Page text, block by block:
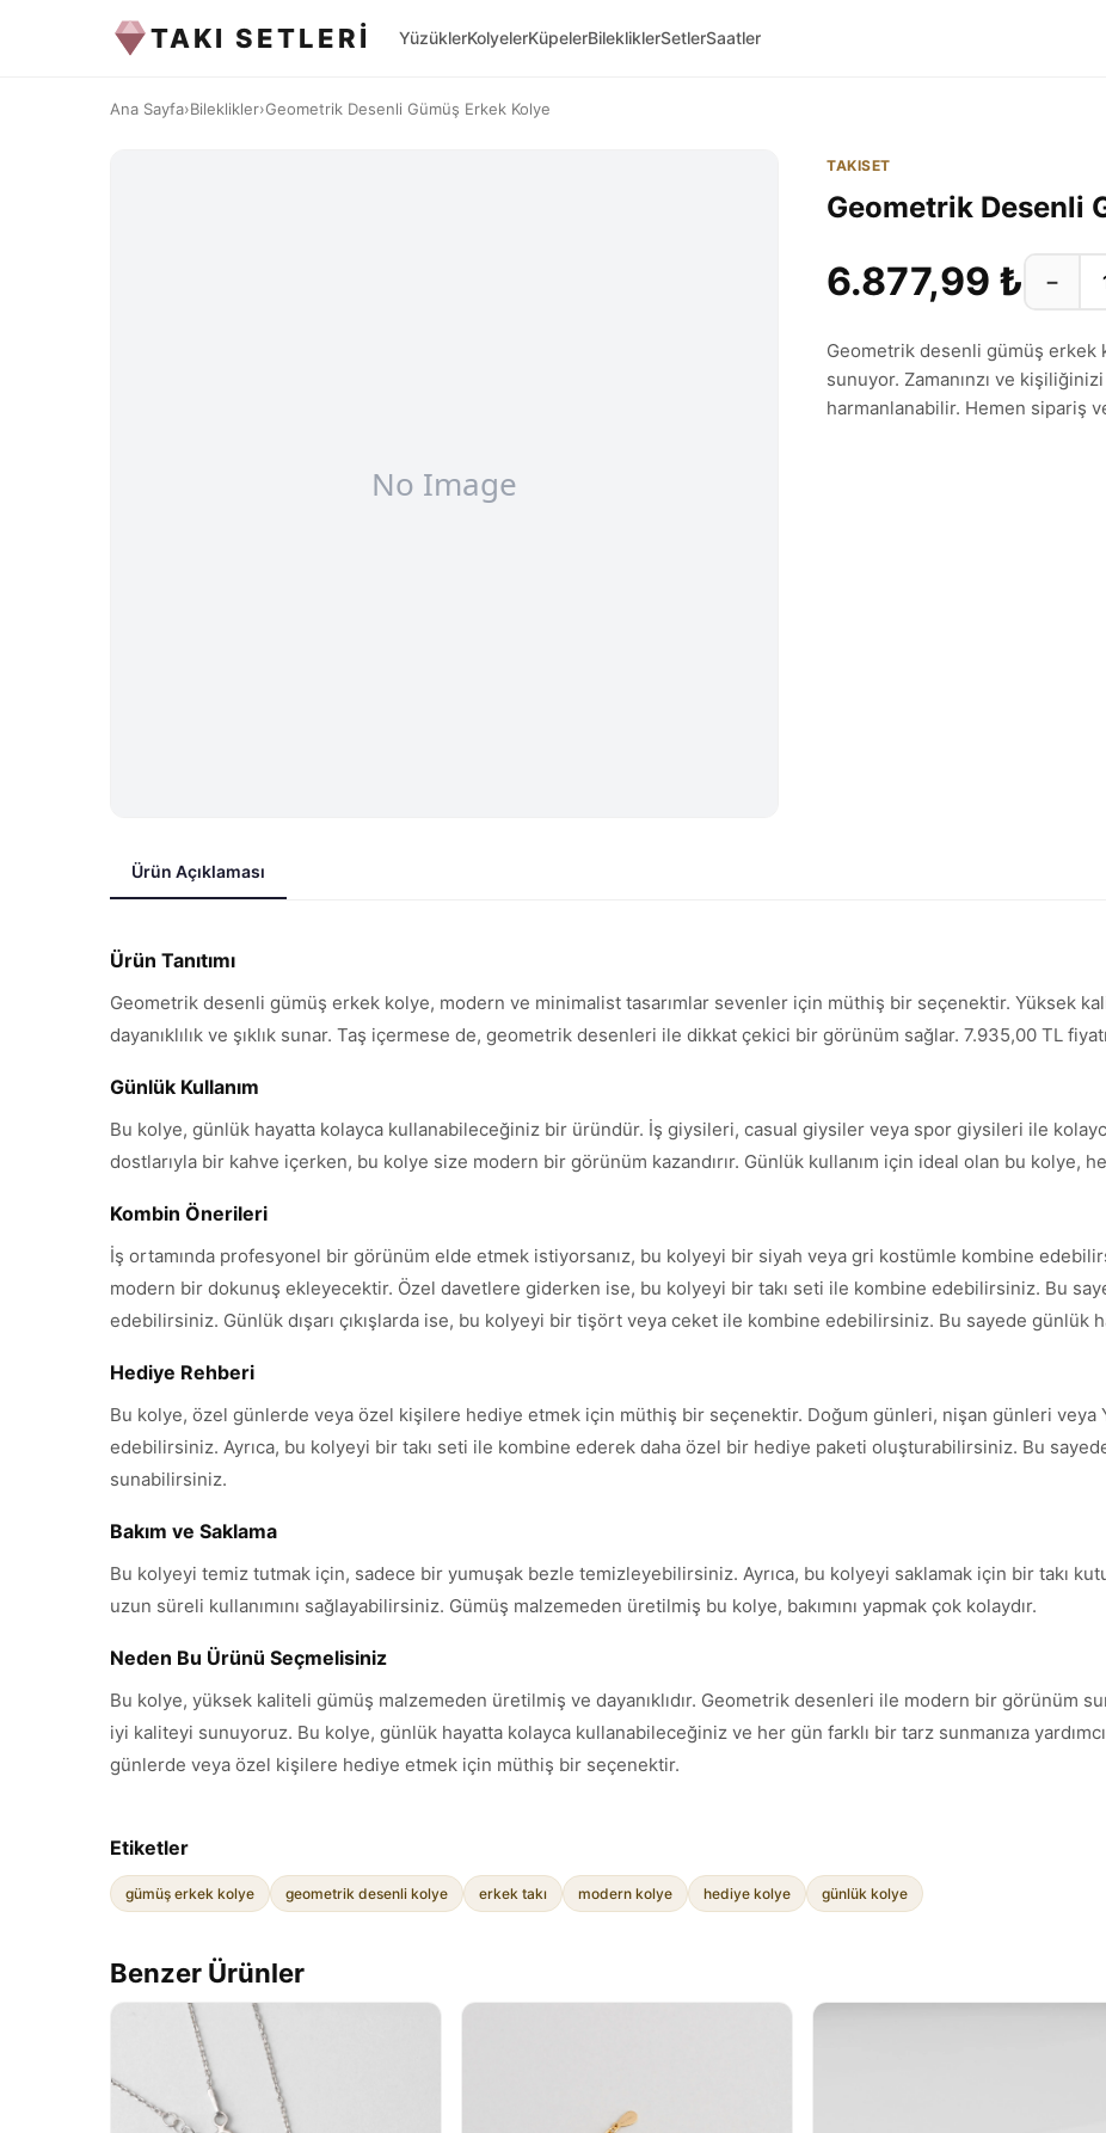
TAKI SETLERİ YüzüklerKolyelerKüpelerBilekliklerSetlerSaatler
Ana Sayfa›Bileklikler›Geometrik Desenli Gümüş Erkek Kolye
TAKISET
Geometrik Desenli
6.877,99 ₺ −
Geometrik desenli gümüş
sunuyor. Zamanınzı ve
harmanlanabilir. Hemen sipariş
Ürün Açıklaması
Ürün Tanıtımı
Geometrik desenli gümüş erkek kolye, modern ve minimalist tasarımlar sevenler için müthiş bir seçenektir. Yüksek
dayanıklılık ve şıklık sunar. Taş içermese de, geometrik desenleri ile dikkat çekici bir görünüm sağlar. 7.935,00 TL
Günlük Kullanım
Bu kolye, günlük hayatta kolayca kullanabileceğiniz bir üründür. İş giysileri, casual giysiler veya spor giysileri ile
dostlarıyla bir kahve içerken, bu kolye size modern bir görünüm kazandırır. Günlük kullanım için ideal olan bu kolye,
Kombin Önerileri
İş ortamında profesyonel bir görünüm elde etmek istiyorsanız, bu kolyeyi bir siyah veya gri kostümle kombine
modern bir dokunuş ekleyecektir. Özel davetlere giderken ise, bu kolyeyi bir takı seti ile kombine edebilirsiniz. Bu
edebilirsiniz. Günlük dışarı çıkışlarda ise, bu kolyeyi bir tişört veya ceket ile kombine edebilirsiniz. Bu sayede günlük
Hediye Rehberi
Bu kolye, özel günlerde veya özel kişilere hediye etmek için müthiş bir seçenektir. Doğum günleri, nişan günleri veya
edebilirsiniz. Ayrıca, bu kolyeyi bir takı seti ile kombine ederek daha özel bir hediye paketi oluşturabilirsiniz. Bu
sunabilirsiniz.
Bakım ve Saklama
Bu kolyeyi temiz tutmak için, sadece bir yumuşak bezle temizleyebilirsiniz. Ayrıca, bu kolyeyi saklamak için bir takı
uzun süreli kullanımını sağlayabilirsiniz. Gümüş malzemeden üretilmiş bu kolye, bakımını yapmak çok kolaydır.
Neden Bu Ürünü Seçmelisiniz
Bu kolye, yüksek kaliteli gümüş malzemeden üretilmiş ve dayanıklıdır. Geometrik desenleri ile modern bir görünüm
iyi kaliteyi sunuyoruz. Bu kolye, günlük hayatta kolayca kullanabileceğiniz ve her gün farklı bir tarz sunmanıza
günlerde veya özel kişilere hediye etmek için müthiş bir seçenektir.
Etiketler
gümüş erkek kolye geometrik desenli kolye erkek takı modern kolye hediye kolye günlük kolye
Benzer Ürünler